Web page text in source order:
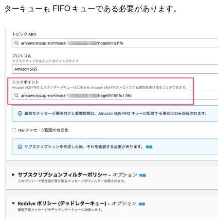
ターキューも FIFO キューである必要があります。